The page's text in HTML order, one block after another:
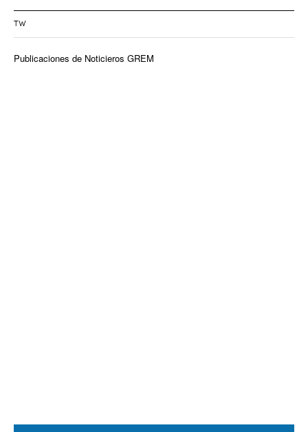
TW
Publicaciones de Noticieros GREM